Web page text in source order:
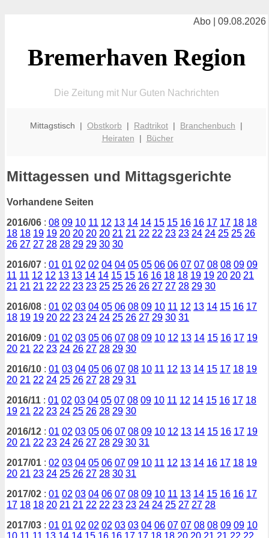
Abo | 09.08.2026
Bremerhaven Region
Die Zeitung mit Nur Guten Nachrichten
Mittagstisch | Obstkorb | Radtrikot | Branchenbuch |
Heiraten | Bücher
Mittagessen und Mittagsgerichte
Vorhandene Seiten
2016/06 : 08 09 10 11 12 13 14 14 15 15 16 16 17 17 18 18
18 18 19 19 20 20 20 20 21 21 22 22 23 23 24 24 25 25 26
26 27 27 28 28 29 29 30 30
2016/07 : 01 01 02 02 04 04 05 05 06 06 07 07 08 08 09 09
11 11 12 12 13 13 14 14 15 15 16 16 18 18 19 19 20 20 21
21 21 21 22 22 23 23 25 25 26 26 27 27 28 29 30
2016/08 : 01 02 03 04 05 06 08 09 10 11 12 13 14 15 16 17
18 19 19 20 22 23 24 24 25 26 27 29 30 31
2016/09 : 01 02 03 05 06 07 08 09 10 12 13 14 15 16 17 19
20 21 22 23 24 26 27 28 29 30
2016/10 : 01 03 04 05 06 07 08 10 11 12 13 14 15 17 18 19
20 21 22 24 25 26 27 28 29 31
2016/11 : 01 02 03 04 05 07 08 09 10 11 12 14 15 16 17 18
19 21 22 23 24 25 26 28 29 30
2016/12 : 01 02 03 05 06 07 08 09 10 12 13 14 15 16 17 19
20 21 22 23 24 26 27 28 29 30 31
2017/01 : 02 03 04 05 06 07 09 10 11 12 13 14 16 17 18 19
20 21 23 24 25 26 27 28 30 31
2017/02 : 01 02 03 04 06 07 08 09 10 11 13 14 15 16 16 17
17 18 18 20 21 21 22 22 23 23 24 24 25 27 27 28
2017/03 : 01 01 02 02 02 03 03 04 06 07 07 08 08 09 09 10